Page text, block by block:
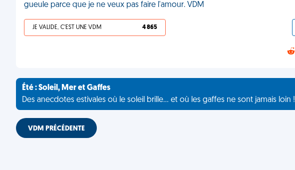
gueule parce que je ne veux pas faire l'amour. VDM
JE VALIDE, C'EST UNE VDM 4 865
Été : Soleil, Mer et Gaffes
Des anecdotes estivales où le soleil brille... et où les gaffes ne sont jamais loin !
VDM PRÉCÉDENTE